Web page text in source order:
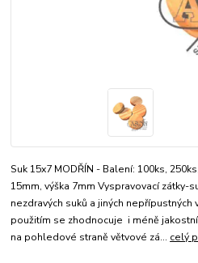
Suk 15x7 MODŘÍN - Balení: 100ks,
15mm, výška 7mm Vyspravovací zátky-
nezdravých suků a jiných nepřípustných
použitím se zhodnocuje i méně
na pohledové straně větvové zá... celý